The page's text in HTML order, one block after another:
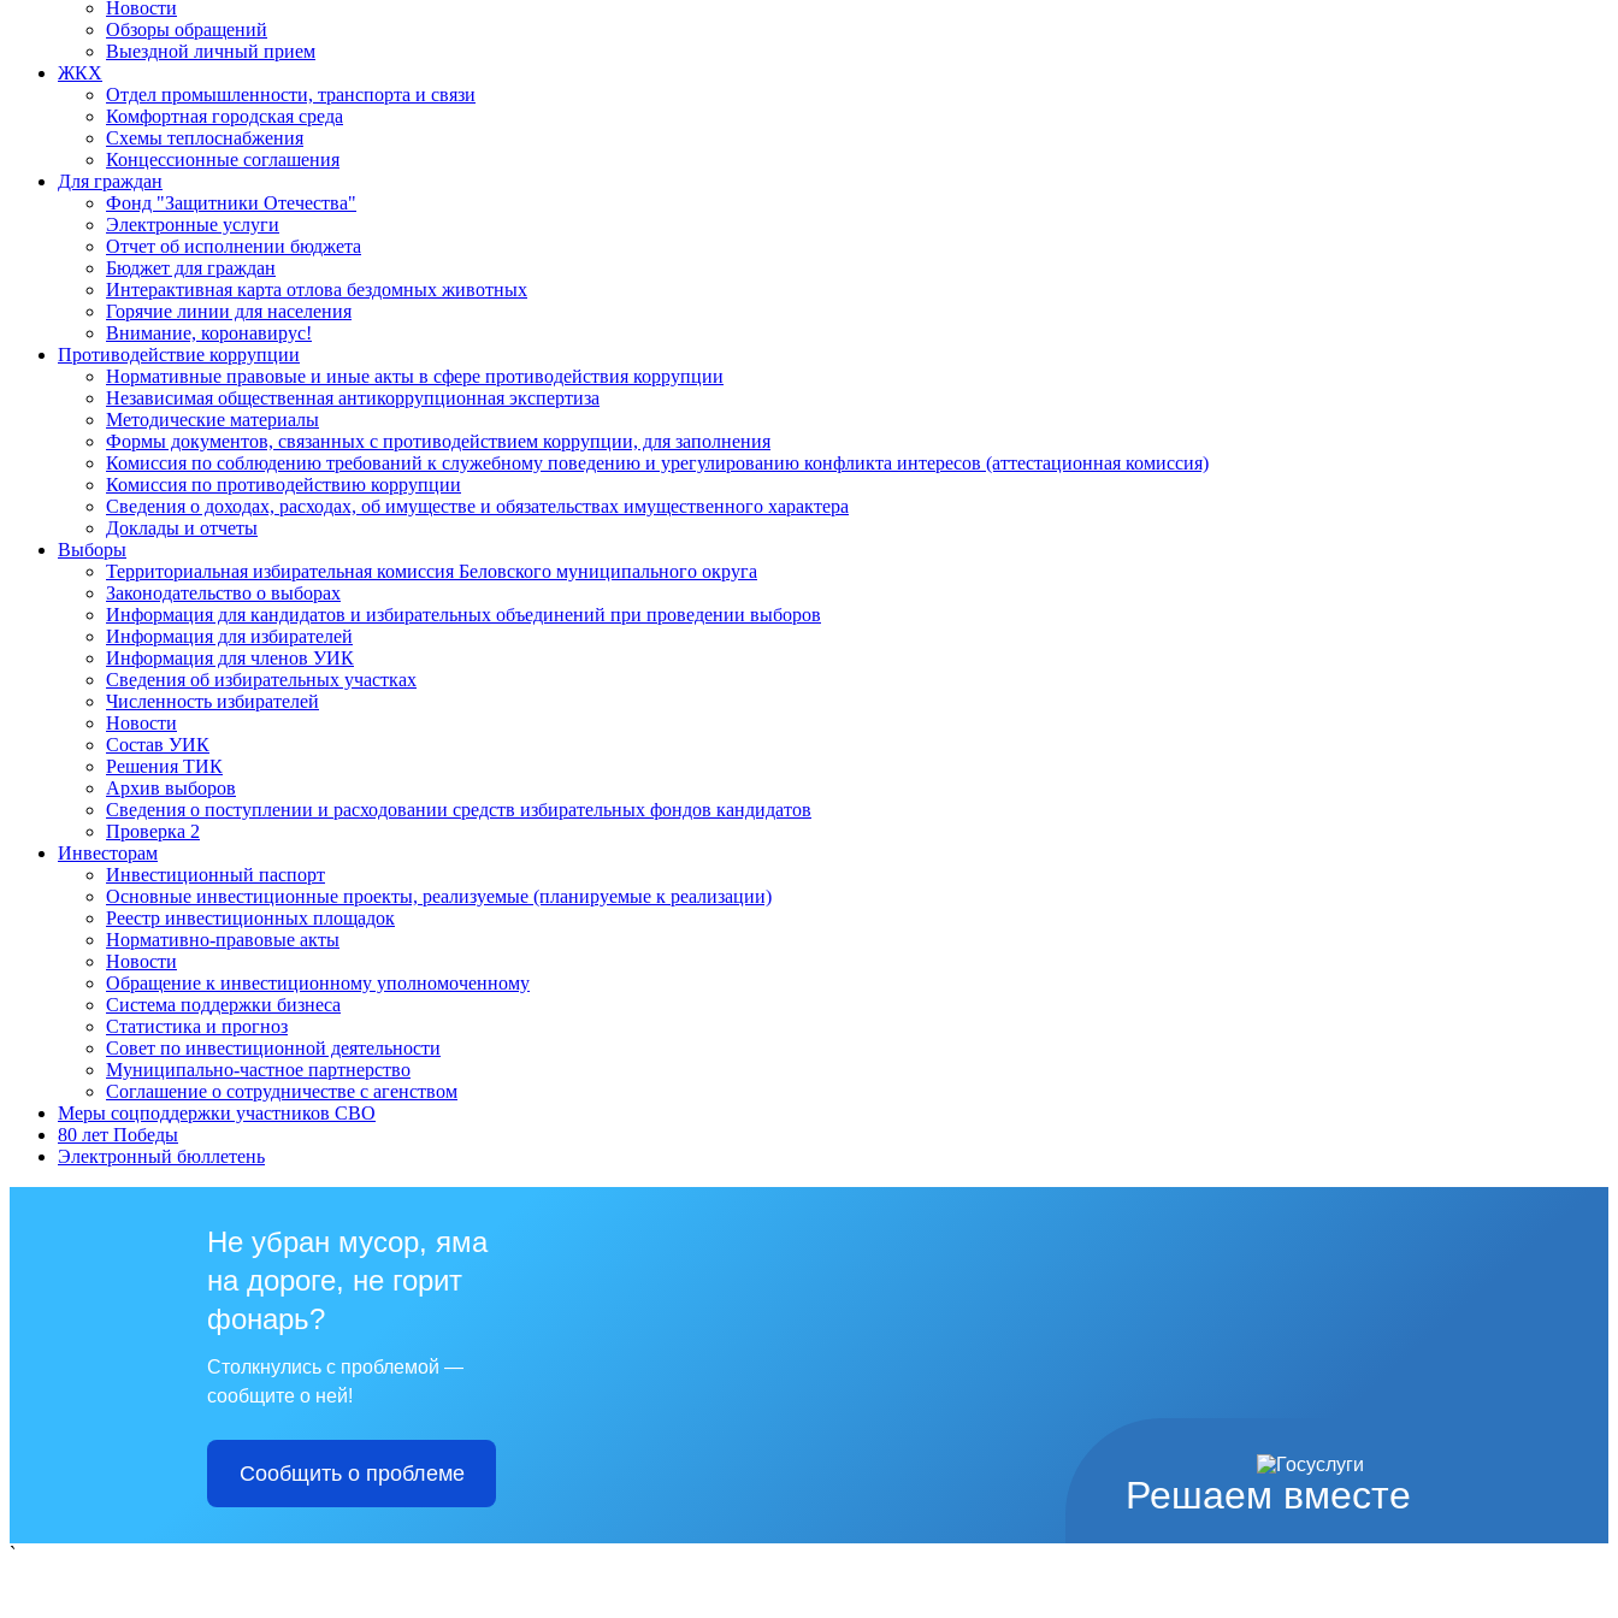
Новости
Обзоры обращений
Выездной личный прием
ЖКХ
Отдел промышленности, транспорта и связи
Комфортная городская среда
Схемы теплоснабжения
Концессионные соглашения
Для граждан
Фонд "Защитники Отечества"
Электронные услуги
Отчет об исполнении бюджета
Бюджет для граждан
Интерактивная карта отлова бездомных животных
Горячие линии для населения
Внимание, коронавирус!
Противодействие коррупции
Нормативные правовые и иные акты в сфере противодействия коррупции
Независимая общественная антикоррупционная экспертиза
Методические материалы
Формы документов, связанных с противодействием коррупции, для заполнения
Комиссия по соблюдению требований к служебному поведению и урегулированию конфликта интересов (аттестационная комиссия)
Комиссия по противодействию коррупции
Сведения о доходах, расходах, об имуществе и обязательствах имущественного характера
Доклады и отчеты
Выборы
Территориальная избирательная комиссия Беловского муниципального округа
Законодательство о выборах
Информация для кандидатов и избирательных объединений при проведении выборов
Информация для избирателей
Информация для членов УИК
Сведения об избирательных участках
Численность избирателей
Новости
Состав УИК
Решения ТИК
Архив выборов
Сведения о поступлении и расходовании средств избирательных фондов кандидатов
Проверка 2
Инвесторам
Инвестиционный паспорт
Основные инвестиционные проекты, реализуемые (планируемые к реализации)
Реестр инвестиционных площадок
Нормативно-правовые акты
Новости
Обращение к инвестиционному уполномоченному
Система поддержки бизнеса
Статистика и прогноз
Совет по инвестиционной деятельности
Муниципально-частное партнерство
Соглашение о сотрудничестве с агенством
Меры соцподдержки участников СВО
80 лет Победы
Электронный бюллетень
Решаем вместе
Не убран мусор, яма
на дороге, не горит
фонарь?
Столкнулись с проблемой —
сообщите о ней!
Сообщить о проблеме
`